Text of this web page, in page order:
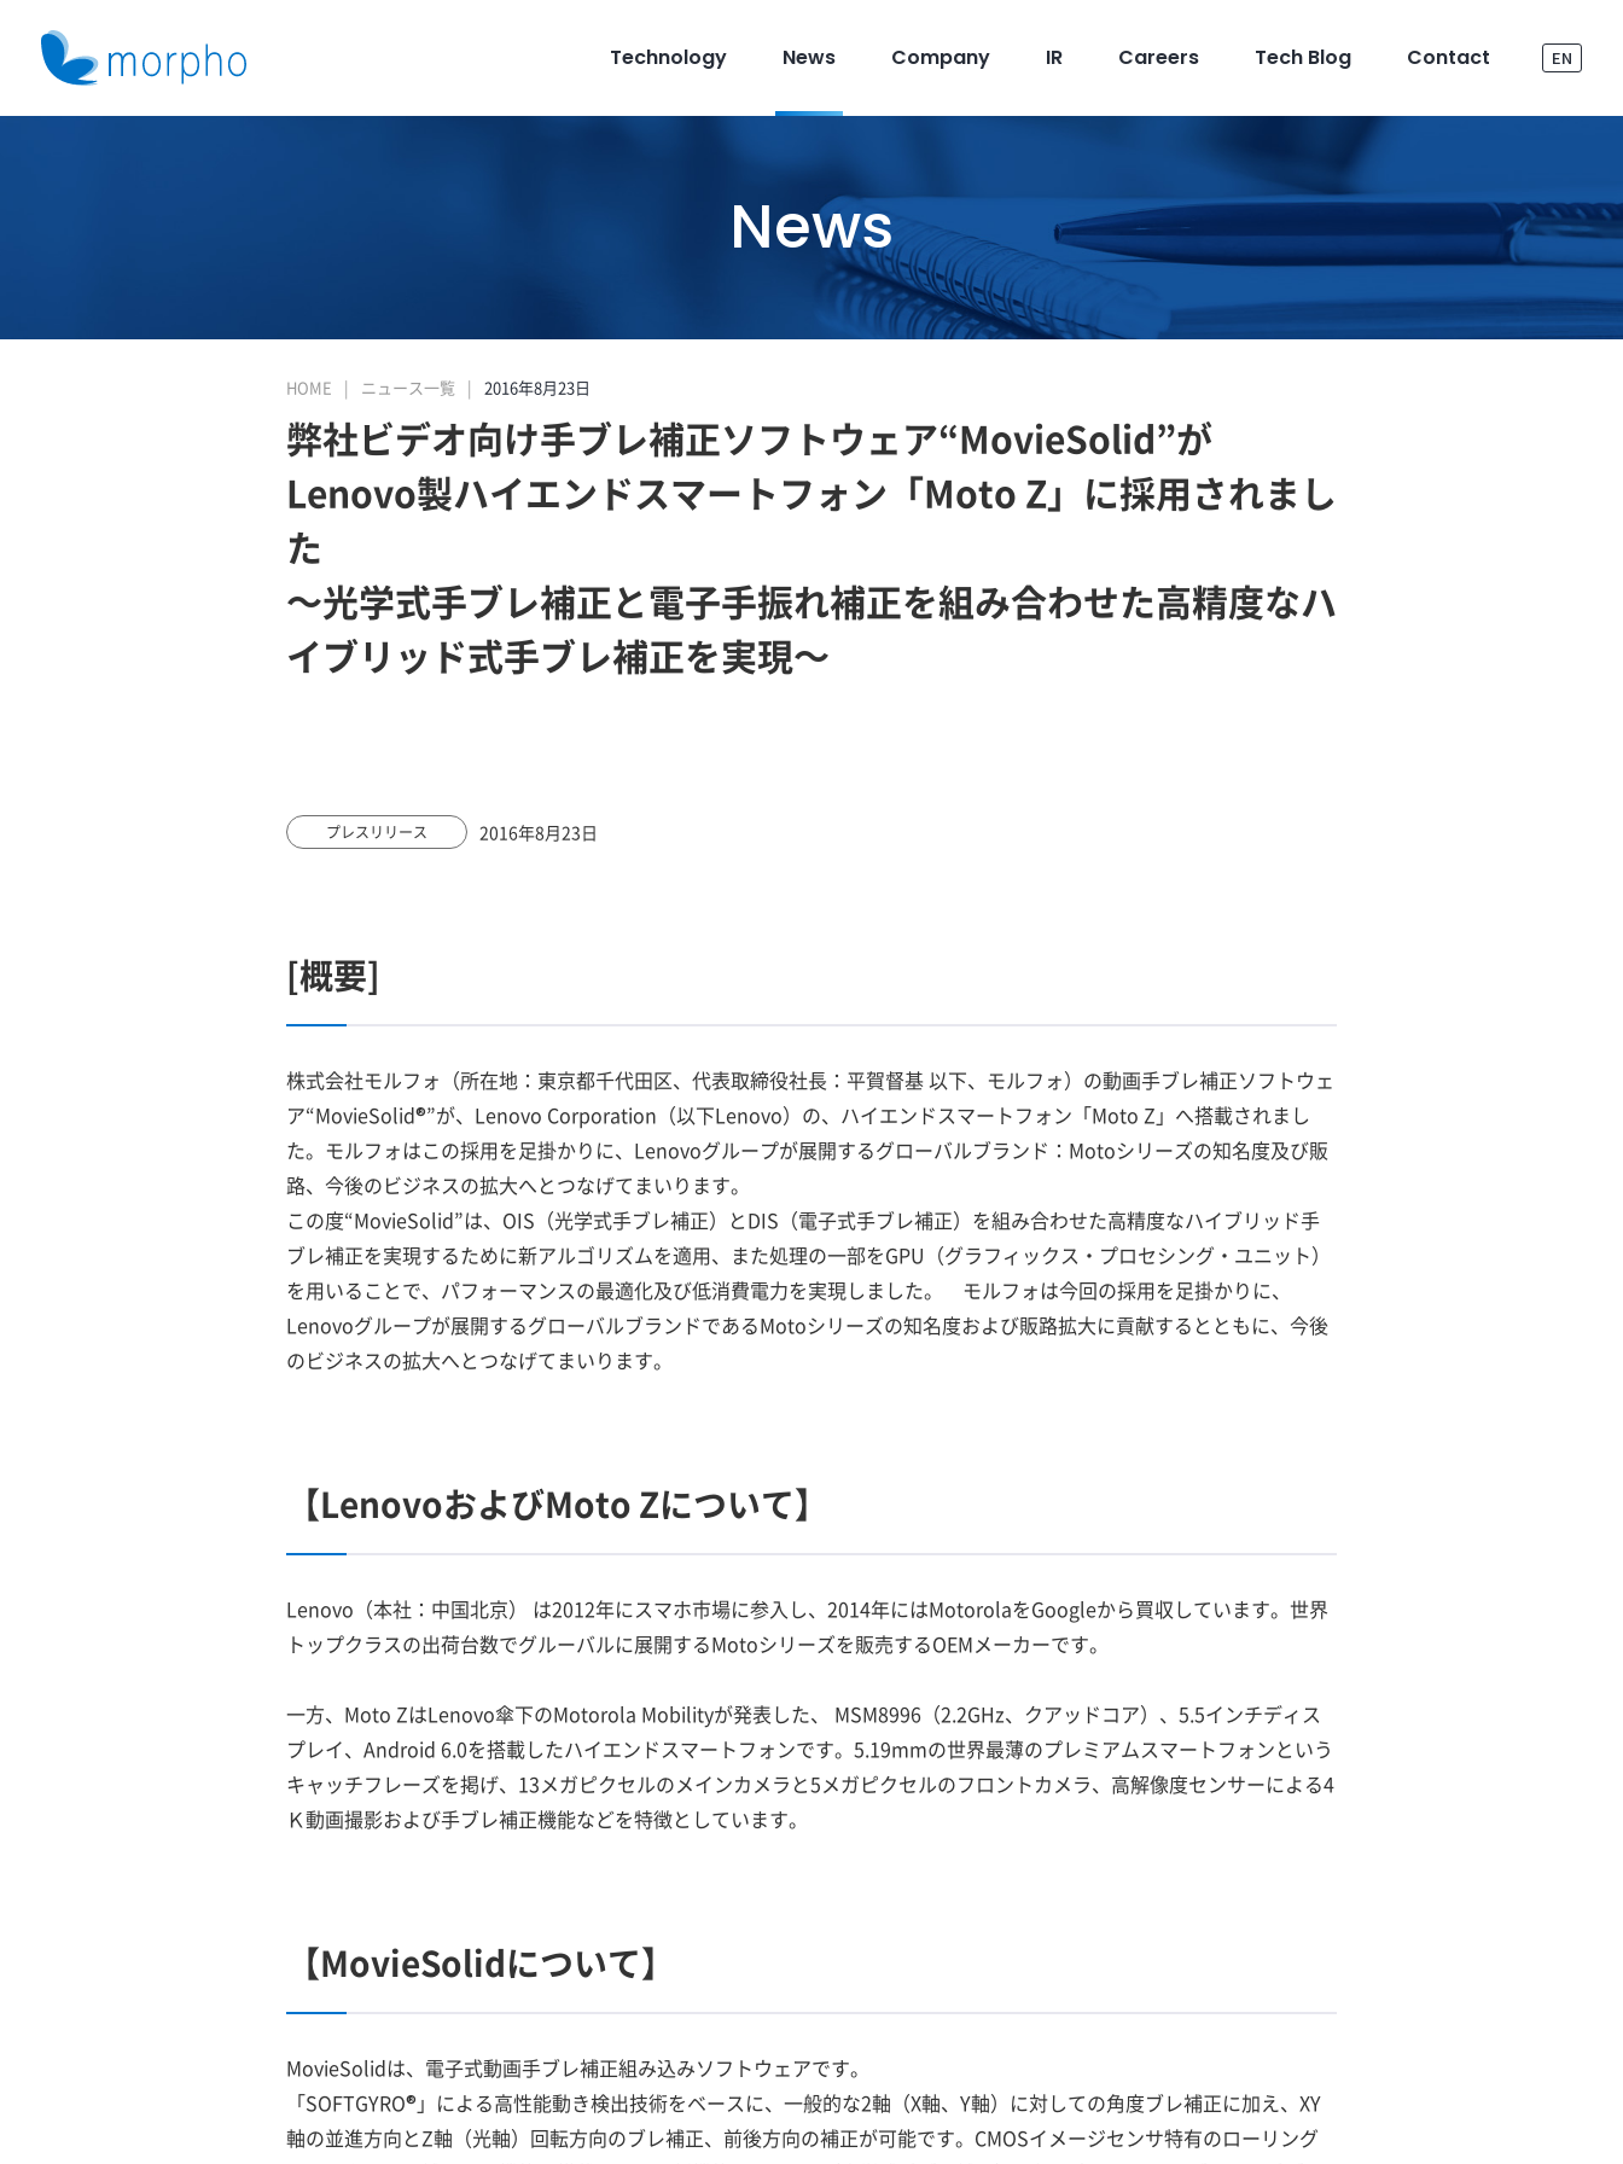
Technology News Company IR Careers Tech Blog Contact EN
News
HOME ニュース一覧 2016年8月23日
弊社ビデオ向け手ブレ補正ソフトウェア“MovieSolid”が
Lenovo製ハイエンドスマートフォン「Moto Z」に採用されまし
た
～光学式手ブレ補正と電子手振れ補正を組み合わせた高精度なハ
イブリッド式手ブレ補正を実現～
プレスリリース 2016年8月23日
[概要]
株式会社モルフォ（所在地：東京都千代田区、代表取締役社長：平賀督基 以下、モルフォ）の動画手ブレ補正ソフトウェ
ア“MovieSolid®”が、Lenovo Corporation（以下Lenovo）の、ハイエンドスマートフォン「Moto Z」へ搭載されまし
た。モルフォはこの採用を足掛かりに、Lenovoグループが展開するグローバルブランド：Motoシリーズの知名度及び販
路、今後のビジネスの拡大へとつなげてまいります。
この度“MovieSolid”は、OIS（光学式手ブレ補正）とDIS（電子式手ブレ補正）を組み合わせた高精度なハイブリッド手
ブレ補正を実現するために新アルゴリズムを適用、また処理の一部をGPU（グラフィックス・プロセシング・ユニット）
を用いることで、パフォーマンスの最適化及び低消費電力を実現しました。 モルフォは今回の採用を足掛かりに、
Lenovoグループが展開するグローバルブランドであるMotoシリーズの知名度および販路拡大に貢献するとともに、今後
のビジネスの拡大へとつなげてまいります。
【LenovoおよびMoto Zについて】
Lenovo（本社：中国北京） は2012年にスマホ市場に参入し、2014年にはMotorolaをGoogleから買収しています。世界
トップクラスの出荷台数でグルーバルに展開するMotoシリーズを販売するOEMメーカーです。
一方、Moto ZはLenovo傘下のMotorola Mobilityが発表した、 MSM8996（2.2GHz、クアッドコア）、5.5インチディス
プレイ、Android 6.0を搭載したハイエンドスマートフォンです。5.19mmの世界最薄のプレミアムスマートフォンという
キャッチフレーズを掲げ、13メガピクセルのメインカメラと5メガピクセルのフロントカメラ、高解像度センサーによる4
Ｋ動画撮影および手ブレ補正機能などを特徴としています。
【MovieSolidについて】
MovieSolidは、電子式動画手ブレ補正組み込みソフトウェアです。
「SOFTGYRO®」による高性能動き検出技術をベースに、一般的な2軸（X軸、Y軸）に対しての角度ブレ補正に加え、XY
軸の並進方向とZ軸（光軸）回転方向のブレ補正、前後方向の補正が可能です。CMOSイメージセンサ特有のローリング